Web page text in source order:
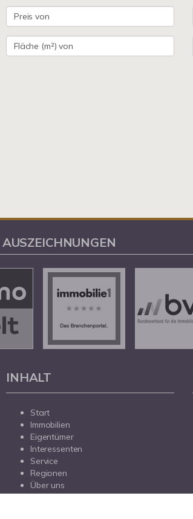
INHALT
Start
Immobilien
Eigentümer
Interessenten
Service
Regionen
Über uns
Kontakt